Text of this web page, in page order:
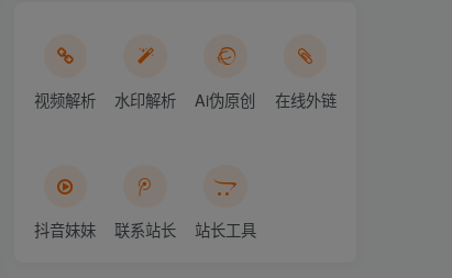
视频解析 水印解析 Ai伪原创 在线外链
抖音妹妹 联系站长 站长工具